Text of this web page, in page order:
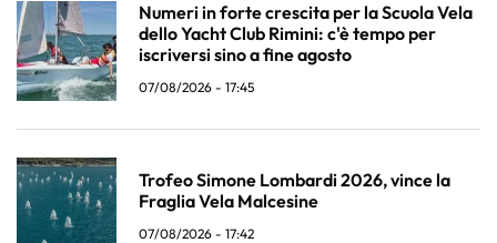
Numeri in forte crescita per la Scuola Vela
dello Yacht Club Rimini: c'è tempo per
iscriversi sino a fine agosto
07/08/2026 - 17:45
Trofeo Simone Lombardi 2026, vince la
Fraglia Vela Malcesine
07/08/2026 - 17:42